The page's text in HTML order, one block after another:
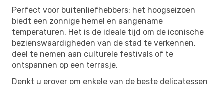
Perfect voor buitenliefhebbers: het hoogseizoen
biedt een zonnige hemel en aangename
temperaturen. Het is de ideale tijd om de iconische
bezienswaardigheden van de stad te verkennen,
deel te nemen aan culturele festivals of te
ontspannen op een terrasje.
Denkt u erover om enkele van de beste delicatessen